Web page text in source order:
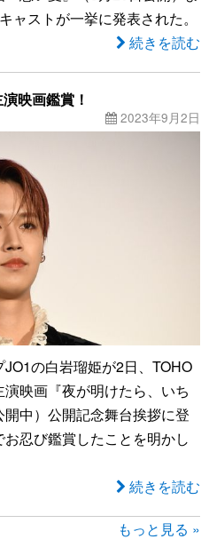
ャストが一挙に発表された。
続きを読む
映画鑑賞！
2023年9月2日
の白岩瑠姫が2日、TOHO
映画『夜が明けたら、いち
中）公開記念舞台挨拶に登
忍び鑑賞したことを明かし
続きを読む
もっと見る »